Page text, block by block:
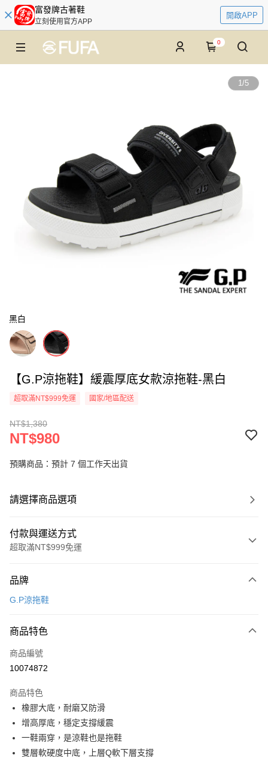
富發牌古著鞋
立刻使用官方APP
開啟APP
0
1/5
黑白
【G.P涼拖鞋】緩震厚底女款涼拖鞋-黑白
超取滿NT$999免運 國家/地區配送
NT$1,380
NT$980
預購商品：預計 7 個工作天出貨
請選擇商品選項
付款與運送方式
超取滿NT$999免運
信用卡一次付款
LINE Pay
Apple Pay
悠遊付
Google Pay
全盈+PAY
品牌
G.P涼拖鞋
商品特色
商品編號
10074872
商品特色
橡膠大底，耐磨又防滑
增高厚底，穩定支撐緩震
一鞋兩穿，是涼鞋也是拖鞋
雙層軟硬度中底，上層Q軟下層支撐